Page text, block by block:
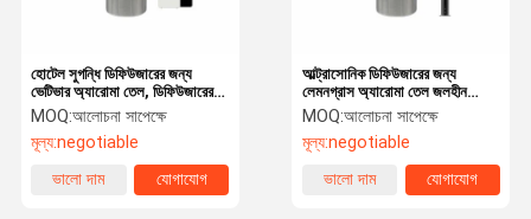
আল্ট্রাসোনিক ডিফিউজারের জন্য
লেমনগ্রাস অ্যারোমা তেল জলহীন
ডিফিউজার তেল
MOQ:আলোচনা সাপেক্ষে
মূল্য:negotiable
ভালো দাম
যোগাযোগ
হোটেল সুগন্ধি ডিফিউজারের জন্য
ভেটিভার অ্যারোমা তেল, ডিফিউজারের
জন্য সুগন্ধি তেল
MOQ:আলোচনা সাপেক্ষে
মূল্য:negotiable
ভালো দাম
যোগাযোগ